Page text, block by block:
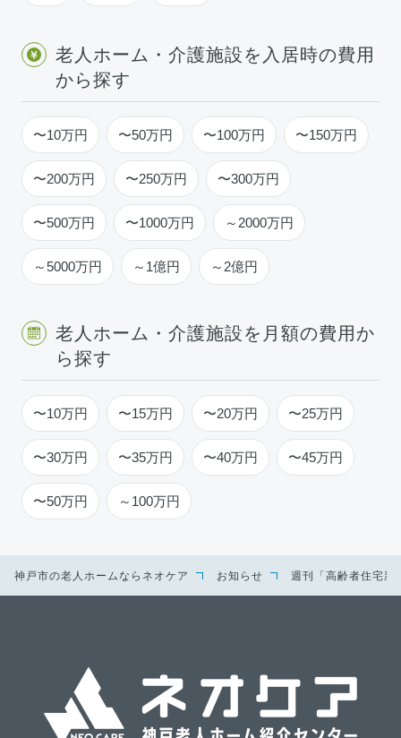
老人ホーム・介護施設を入居時の費用
から探す
〜10万円 〜50万円 〜100万円 〜150万円
〜200万円 〜250万円 〜300万円
〜500万円 〜1000万円 ～2000万円
～5000万円 ～1億円 ～2億円
老人ホーム・介護施設を月額の費用か
ら探す
〜10万円 〜15万円 〜20万円 〜25万円
〜30万円 〜35万円 〜40万円 〜45万円
〜50万円 ～100万円
神戸市の老人ホームならネオケア お知らせ 週刊「高齢者住宅新